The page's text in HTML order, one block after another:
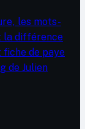
les mots-
la différence
fiche de paye
de Julien